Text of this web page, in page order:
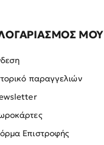
ΜΟΥ
παραγγελιών
Επιστροφής